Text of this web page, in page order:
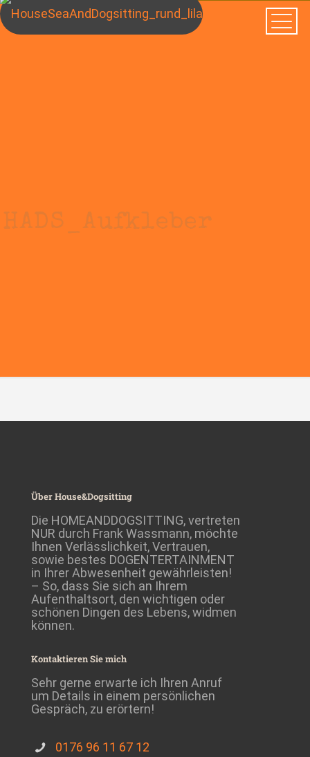
HADS_Aufkleber
Über House&Dogsitting
Die HOMEANDDOGSITTING, vertreten
NUR durch Frank Wassmann, möchte
Ihnen Verlässlichkeit, Vertrauen,
sowie bestes DOGENTERTAINMENT
in Ihrer Abwesenheit gewährleisten!
– So, dass Sie sich an Ihrem
Aufenthaltsort, den wichtigen oder
schönen Dingen des Lebens, widmen
können.
Kontaktieren Sie mich
Sehr gerne erwarte ich Ihren Anruf
um Details in einem persönlichen
Gespräch, zu erörtern!
0176 96 11 67 12